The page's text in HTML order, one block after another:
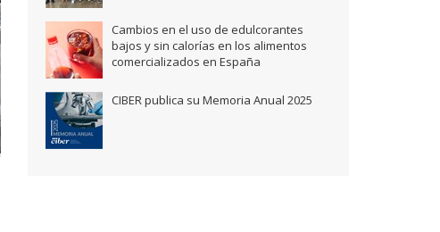
Cambios en el uso de edulcorantes
bajos y sin calorías en los alimentos
comercializados en España
CIBER publica su Memoria Anual 2025